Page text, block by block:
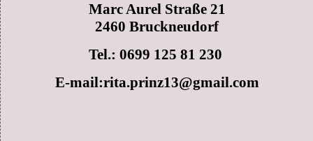
Marc Aurel Straße 21
2460 Bruckneudorf
Tel.: 0699 125 81 230
E-mail:rita.prinz13@gmail.com